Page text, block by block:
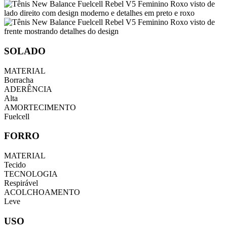
SOLADO
MATERIAL
Borracha
ADERÊNCIA
Alta
AMORTECIMENTO
Fuelcell
FORRO
MATERIAL
Tecido
TECNOLOGIA
Respirável
ACOLCHOAMENTO
Leve
USO